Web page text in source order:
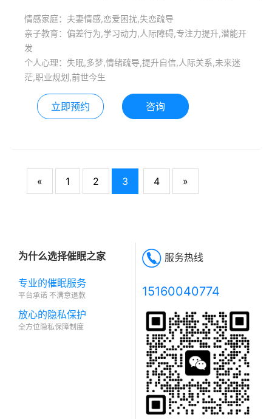
始人
情感家庭：夫妻情感,恋爱困扰,失恋疏导
亲子教育：偏差行为,学习动力,人际障碍,专注力提升,潜能开
发
个人心理：失眠,多梦,情绪疏导,提升自信,人际关系,未来迷
茫,职业规划,前世今生
立即预约 咨询
« 1 2 3 4 »
为什么选择催眠之家
专业的催眠服务
平台承诺 不满意退款
放心的隐私保护
全方位隐私保障制度
服务热线
15160040774